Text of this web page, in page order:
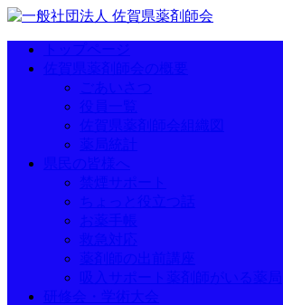
トップページ
佐賀県薬剤師会の概要
ごあいさつ
役員一覧
佐賀県薬剤師会組織図
薬局統計
県民の皆様へ
禁煙サポート
ちょっと役立つ話
お薬手帳
救急対応
薬剤師の出前講座
吸入サポート薬剤師がいる薬局
研修会・学術大会